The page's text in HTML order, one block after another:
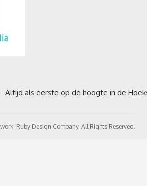
Ruby Design Company. All Rights Reserved.